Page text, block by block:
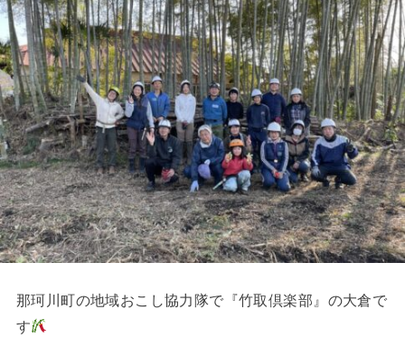
那珂川町の地域おこし協力隊で『竹取倶楽部』の大倉で
す